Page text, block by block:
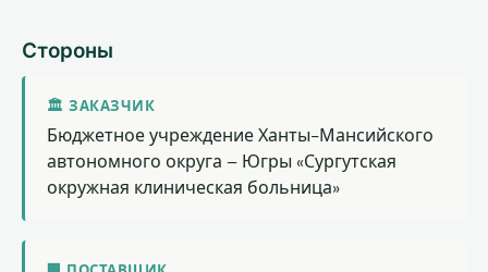
Стороны
🏛 ЗАКАЗЧИК
Бюджетное учреждение Ханты-Мансийского
автономного округа – Югры «Сургутская
окружная клиническая больница»